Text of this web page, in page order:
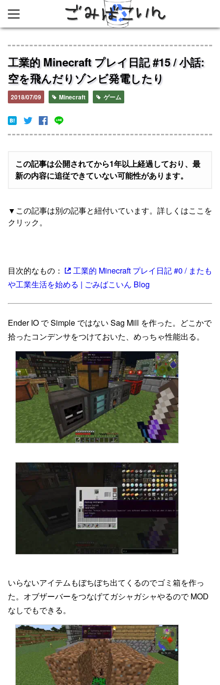
工業的 Minecraft プレイ日記 #15 / 小話:
空を飛んだりゾンビ発電したり
2018/07/09 Minecraft ゲーム
この記事は公開されてから1年以上経過しており、最
新の内容に追従できていない可能性があります。
この記事は別の記事と紐付いています。詳しくはここを
クリック。
工業的 Minecraft プレイ日記 #17 / ExtraUtilities2 で無限
工業的 Minecraft プレイ日記 #14 / 核融合反応炉を使った
工業的 Minecraft プレイ日記 #13 / デジタルマイナーで鉱
工業的 Minecraft プレイ日記 #12 / Mekanism の鉱石 4 倍
工業的 Minecraft プレイ日記 #11 / 小話: Redstone Clock
工業的 Minecraft プレイ日記 #10 / Ender IO の電動スポナ
工業的 Minecraft プレイ日記 #9 / Ender IO の経験値銀行
工業的 Minecraft プレイ日記 #8 / Mekanism の鉱石 3 倍
工業的 Minecraft プレイ日記 #7 / 倉庫を強化する
工業的 Minecraft プレイ日記 #5 / Cavernを探検
工業的 Minecraft プレイ日記 #4 / ぼくの考えた最強のピ
工業的 Minecraft プレイ日記 #3 / TinkersConstruct を始
工業的 Minecraft プレイ日記 #2 / 資源を集めたり拠点周
工業的 Minecraft プレイ日記 #1 / Mekanism で鉱石 2 倍
工業的 Minecraft プレイ日記 #0 / またもや工業生活を始
目次的なもの：
工業的 Minecraft プレイ日記 #0 / またも
や工業生活を始める | ごみばこいん Blog
Ender IO で Simple ではない Sag Mill を作った。どこかで
拾ったコンデンサをつけておいた、めっちゃ性能出る。
いらないアイテムもぼちぼち出てくるのでゴミ箱を作っ
た。オブザーバーをつなげてガシャガシャやるので MOD
なしでもできる。
ごみばこいん